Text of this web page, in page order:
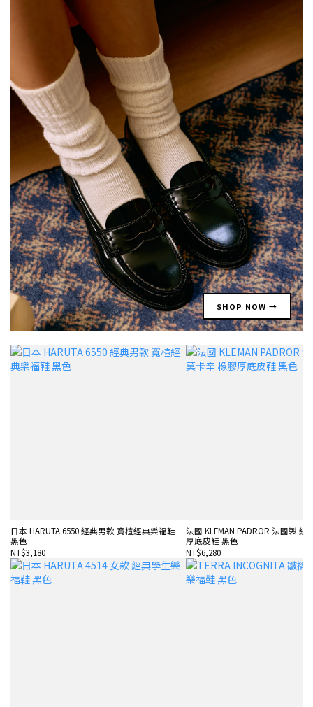
SHOP NOW →
日本 HARUTA 6550 經典男款 寬楦經典樂福鞋
黑色
NT$3,180
法國 KLEMAN PADROR 法國製 經
厚底皮鞋 黑色
NT$6,280